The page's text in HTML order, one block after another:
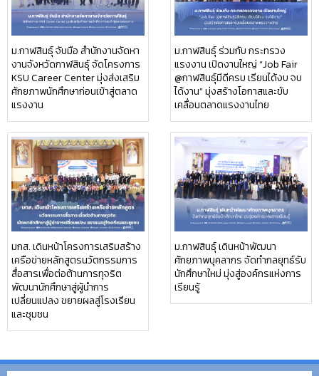
ม.กาฬสินธุ์ จับมือ สำนักงานจัดหา
งานจังหวัดกาฬสินธุ์ จัดโครงการ
KSU Career Center มุ่งส่งเสริม
ศักยภาพนักศึกษาก่อนเข้าสู่ตลาด
แรงงาน
ม.กาฬสินธุ์ ร่วมกับ กระทรวง
แรงงาน เปิดงานใหญ่ “Job Fair
@กาฬสินธุ์มีดีครบ เรียนได้งบ จบ
ได้งาน” มุ่งสร้างโอกาสและขับ
เคลื่อนตลาดแรงงานไทย
มกส. เดินหน้าโครงการเสริมสร้าง
เครือข่ายหลักสูตรนวัตกรรมการ
สื่อสารเพื่อต่อต้านการทุจริต
พัฒนานักศึกษาสู่ผู้นำการ
เปลี่ยนแปลง ขยายผลสู่โรงเรียน
และชุมชน
ม.กาฬสินธุ์ เดินหน้าพัฒนา
ศักยภาพบุคลากร จัดทำกลยุทธ์รับ
นักศึกษาใหม่ มุ่งสู่องค์กรแห่งการ
เรียนรู้